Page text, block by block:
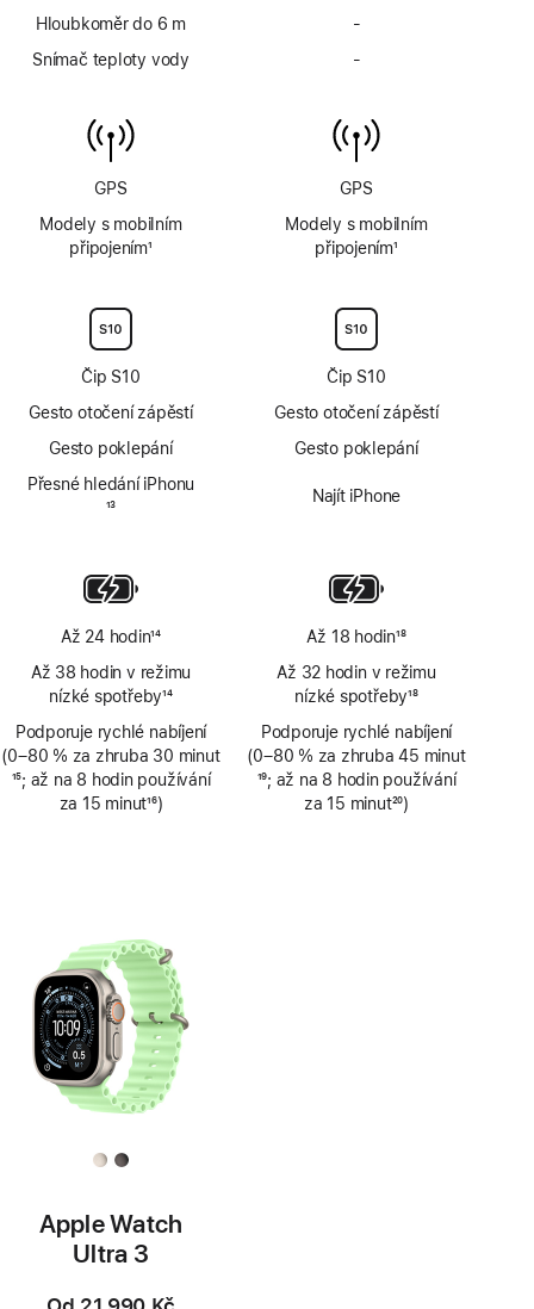
Hloubkoměr do 6 m
Snímač teploty vody
GPS
Modely s mobilním
připojením1
Čip S10
Gesto otočení zápěstí
Gesto poklepání
Přesné hledání iPhonu
Poznámka
13
Až 24 hodin14
Až 38 hodin v režimu
nízké spotřeby14
Podporuje rychlé nabíjení
(0–80 % za zhruba 30 minut
Poznámka
15; až na 8 hodin používání
za 15 minut16)
-
-
vody
GPS
Modely s mobilním
připojením1
Čip S10
Gesto otočení zápěstí
Gesto poklepání
Najít iPhone
Až 18 hodin18
Až 32 hodin v režimu
nízké spotřeby18
Podporuje rychlé nabíjení
(0–80 % za zhruba 45 minut
Poznámka
19; až na 8 hodin používání
za 15 minut20)
Apple Watch
Ultra 3